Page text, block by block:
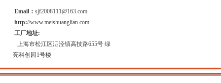
Email： sjf2008111@163.com
http://www.meishuanglian.com
工厂地址:
上海市松江区泗泾镇高技路655号 绿
亮科创园1号楼